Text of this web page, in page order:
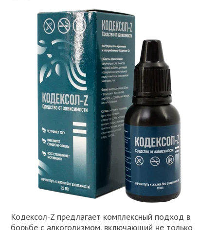
Кодексол-Z предлагает комплексный подход в
борьбе с алкоголизмом, включающий не только